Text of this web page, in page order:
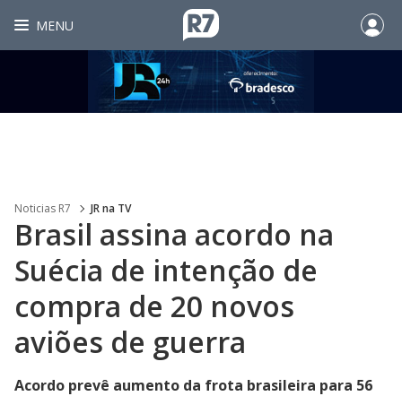
MENU
Noticias R7 JR na TV
Brasil assina acordo na
Suécia de intenção de
compra de 20 novos
aviões de guerra
Acordo prevê aumento da frota brasileira para 56